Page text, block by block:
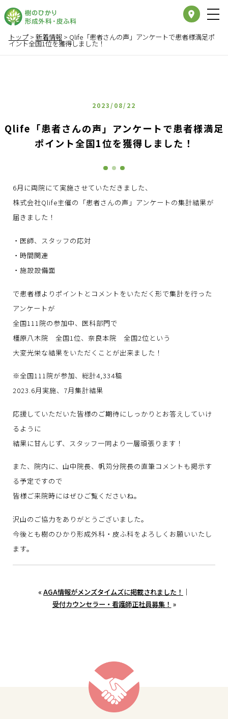
place
トップ> 新着情報> Qlife「患者さんの声」アンケートで患者様満足ポ
イント全国1位を獲得しました！
2023/08/22
Qlife「患者さんの声」アンケートで患者様満足
ポイント全国1位を獲得しました！
6月に両院にて実施させていただきました、
株式会社Qlife主催の「患者さんの声」アンケートの集計結果が
届きました！
・医師、スタッフの応対
・時間関連
・施設設備面
で患者様よりポイントとコメントをいただく形で集計を行った
アンケートが
全国111院の参加中、医科部門で
橿原八木院 全国1位、奈良本院 全国2位という
大変光栄な結果をいただくことが出来ました！
※全国111院が参加、総計4,334稿
2023.6月実施、7月集計結果
応援していただいた皆様のご期待にしっかりとお答えしていけ
るように
結果に甘んじず、スタッフ一同より一層頑張ります！
また、院内に、山中院長、帆苅分院長の直筆コメントも掲示す
る予定ですので
皆様ご来院時にはぜひご覧くださいね。
沢山のご協力をありがとうございました。
今後とも樹のひかり形成外科・皮ふ科をよろしくお願いいたし
ます。
« AGA情報がメンズタイムズに掲載されました！
受付カウンセラー・看護師正社員募集！ »